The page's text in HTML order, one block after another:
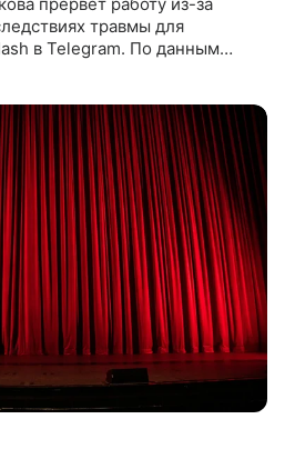
травмы для
в Telegram. По данным